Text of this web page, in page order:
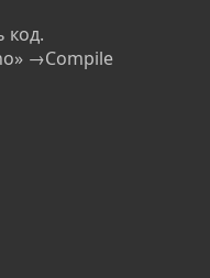
код.
→Compile